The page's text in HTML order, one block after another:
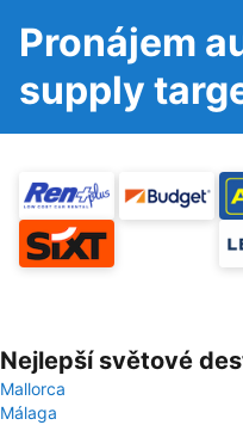
Pronájem
supply
Nejlepší světové
Mallorca
Málaga